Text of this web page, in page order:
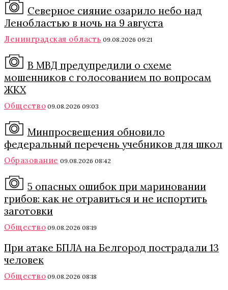
Северное сияние озарило небо над
Ленобластью в ночь на 9 августа
Ленинградская область 09.08.2026 09:21
В МВД предупредили о схеме
мошенников с голосованием по вопросам
ЖКХ
Общество 09.08.2026 09:03
Минпросвещения обновило
федеральный перечень учебников для школ
Образование 09.08.2026 08:42
5 опасных ошибок при мариновании
грибов: как не отравиться и не испортить
заготовки
Общество 09.08.2026 08:19
При атаке БПЛА на Белгород пострадали 13
человек
Общество 09.08.2026 08:18